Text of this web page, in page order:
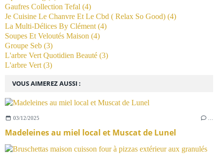
VOUS AIMEREZ AUSSI :
03/12/2025
Madeleines au miel local et Muscat de Lunel
Gaufres Collection Tefal (4)
Je Cuisine Le Chanvre Et Le Cbd ( Relax So Good) (4)
La Multi-Délices By Clément (4)
Soupes Et Veloutés Maison (4)
Groupe Seb (3)
L'arbre Vert Quotidien Beauté (3)
L'arbre Vert (3)